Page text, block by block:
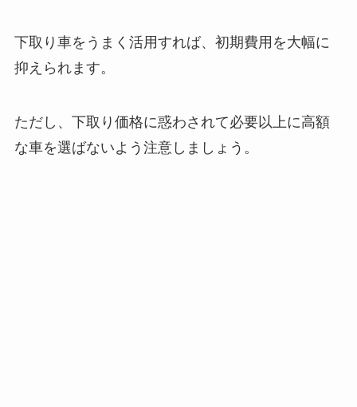
下取り車をうまく活用すれば、初期費用を大幅に
抑えられます。
ただし、下取り価格に惑わされて必要以上に高額
な車を選ばないよう注意しましょう。